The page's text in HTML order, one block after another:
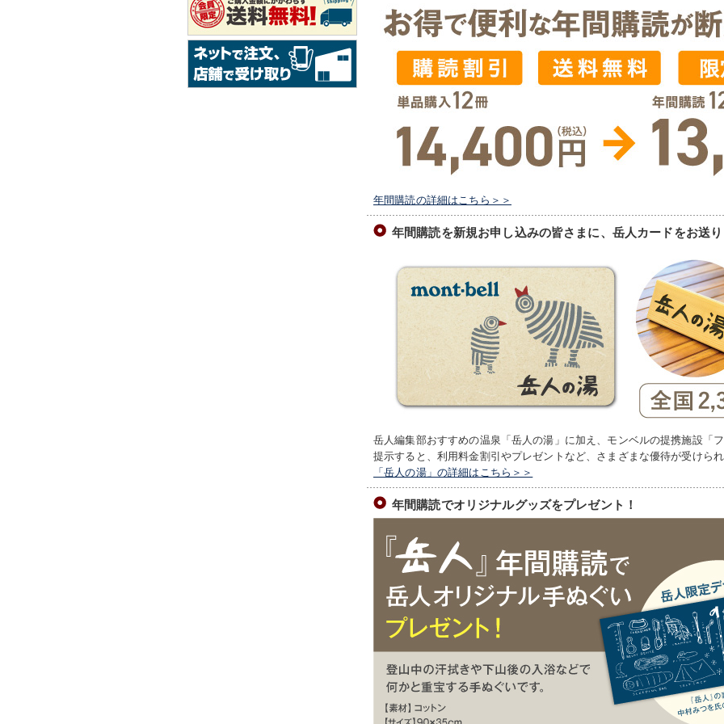
年間購読の詳細はこちら＞＞
年間購読を新規お申し込みの皆さまに、岳人カードをお送
岳人編集部おすすめの温泉「岳人の湯」に加え、モンベルの提携施設「
提示すると、利用料金割引やプレゼントなど、さまざまな優待が受けら
「岳人の湯」の詳細はこちら＞＞
年間購読でオリジナルグッズをプレゼント！